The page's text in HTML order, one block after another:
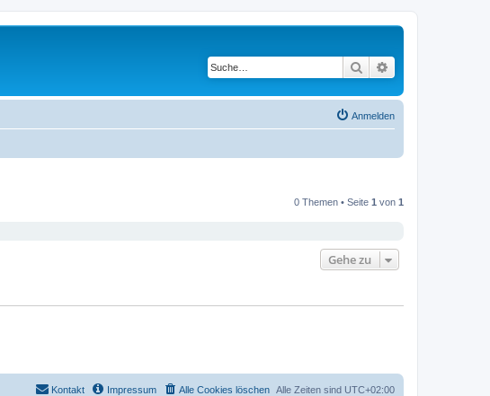
Suche
Anmelden
0 Themen • Seite 1 von 1
Gehe zu
Alle Zeiten sind UTC+02:00
Alle Cookies löschen
Impressum
Kontakt